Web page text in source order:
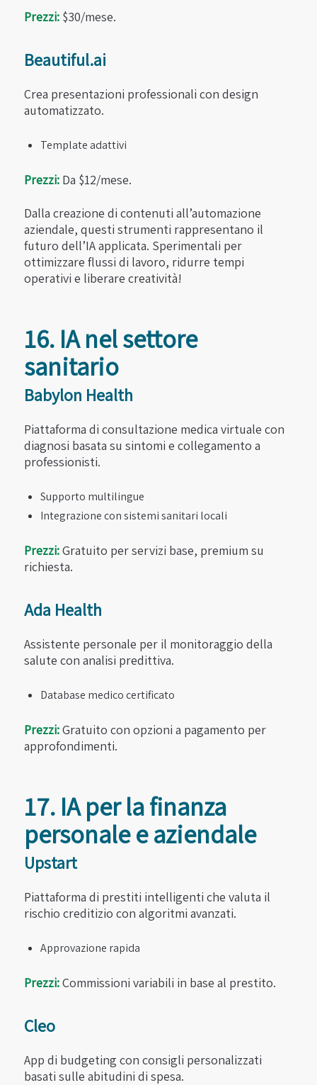
Prezzi:$30/mese.
Beautiful.ai
Crea presentazioni professionali con design
automatizzato.
Template adattivi
Prezzi:Da $12/mese.
Dalla creazione di contenuti all’automazione
aziendale, questi strumenti rappresentano il
futuro dell’IA applicata. Sperimentali per
ottimizzare flussi di lavoro, ridurre tempi
operativi e liberare creatività!
16. IA nel settore
sanitario
Babylon Health
Piattaforma di consultazione medica virtuale con
diagnosi basata su sintomi e collegamento a
professionisti.
Supporto multilingue
Integrazione con sistemi sanitari locali
Prezzi:Gratuito per servizi base, premium su
richiesta.
Ada Health
Assistente personale per il monitoraggio della
salute con analisi predittiva.
Database medico certificato
Prezzi:Gratuito con opzioni a pagamento per
approfondimenti.
17. IA per la finanza
personale e aziendale
Upstart
Piattaforma di prestiti intelligenti che valuta il
rischio creditizio con algoritmi avanzati.
Approvazione rapida
Prezzi:Commissioni variabili in base al prestito.
Cleo
App di budgeting con consigli personalizzati
basati sulle abitudini di spesa.